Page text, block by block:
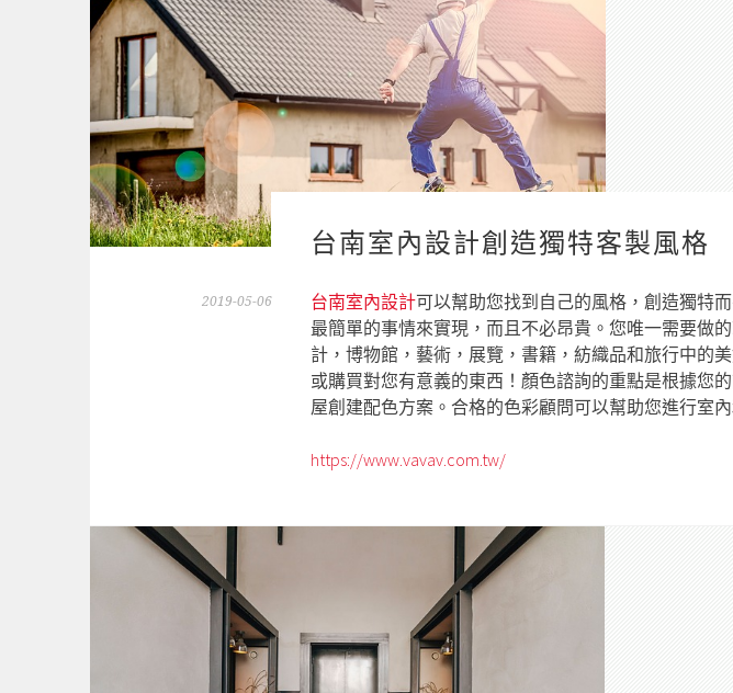
台南室內設計創造獨特客製風格
2019-05-06 台南室內設計可以幫助您找到自己的風格，創造獨特
最簡單的事情來實現，而且不必昂貴。您唯一需要做
計，博物館，藝術，展覽，書籍，紡織品和旅行中的
或購買對您有意義的東西！顏色諮詢的重點是根據您
屋創建配色方案。合格的色彩顧問可以幫助您進行室
https://www.vavav.com.tw/